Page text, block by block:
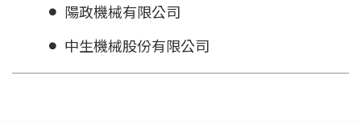
陽政機械有限公司
中生機械股份有限公司